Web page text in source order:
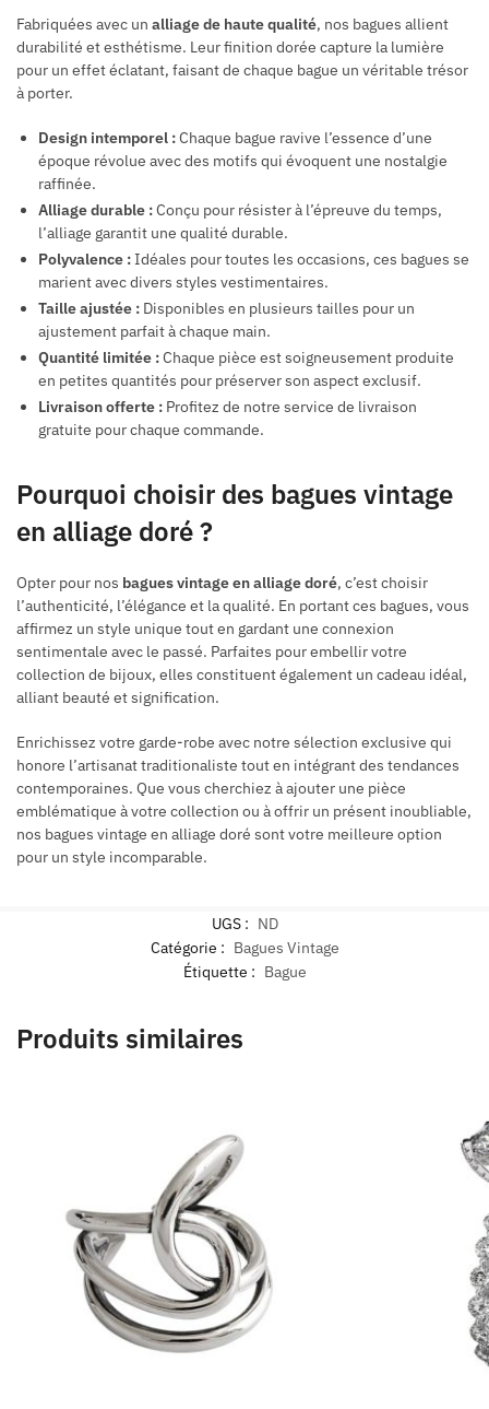
Fabriquées avec un alliage de haute qualité, nos bagues allient
durabilité et esthétisme. Leur finition dorée capture la lumière
pour un effet éclatant, faisant de chaque bague un véritable trésor
à porter.
Design intemporel :Chaque bague ravive l’essence d’une
époque révolue avec des motifs qui évoquent une nostalgie
raffinée.
Alliage durable :Conçu pour résister à l’épreuve du temps,
l’alliage garantit une qualité durable.
Polyvalence :Idéales pour toutes les occasions, ces bagues se
marient avec divers styles vestimentaires.
Taille ajustée : Disponibles en plusieurs tailles pour un
ajustement parfait à chaque main.
Quantité limitée :Chaque pièce est soigneusement produite
en petites quantités pour préserver son aspect exclusif.
Livraison offerte : Profitez de notre service de livraison
gratuite pour chaque commande.
Pourquoi choisir des bagues vintage
en alliage doré ?
Opter pour nos bagues vintage en alliage doré, c’est choisir
l’authenticité, l’élégance et la qualité. En portant ces bagues, vous
affirmez un style unique tout en gardant une connexion
sentimentale avec le passé. Parfaites pour embellir votre
collection de bijoux, elles constituent également un cadeau idéal,
alliant beauté et signification.
Enrichissez votre garde-robe avec notre sélection exclusive qui
honore l’artisanat traditionaliste tout en intégrant des tendances
contemporaines. Que vous cherchiez à ajouter une pièce
emblématique à votre collection ou à offrir un présent inoubliable,
nos bagues vintage en alliage doré sont votre meilleure option
pour un style incomparable.
UGS : ND
Catégorie : Bagues Vintage
Étiquette : Bague
Produits similaires